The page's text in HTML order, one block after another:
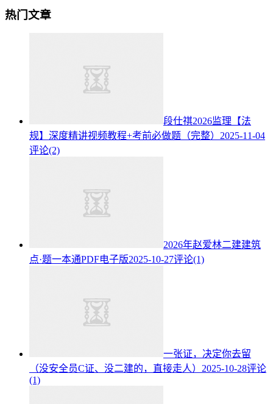
热门文章
段仕祺2026监理【法
规】深度精讲视频教程+考前必做题（完整） 2025-11-04
评论(2)
2026年赵爱林二建建筑
点·题一本通PDF电子版2025-10-27评论(1)
一张证，决定你去留
（没安全员C证、没二建的，直接走人） 2025-10-28评论
(1)